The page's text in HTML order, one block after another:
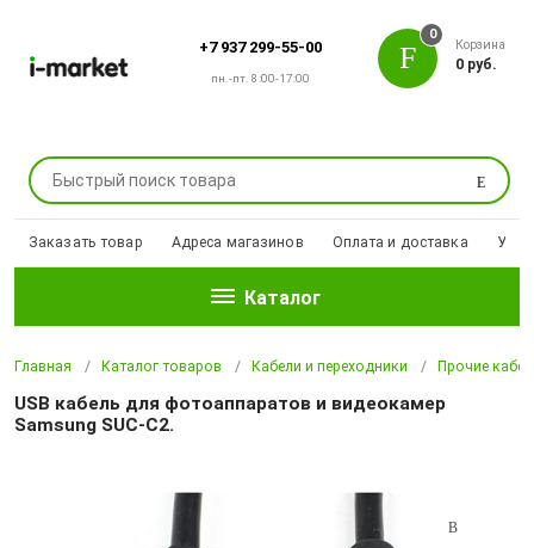
+7 937 299-55-00
пн.-пт. 8:00-17:00
Поиск
0
Корзина
0 руб.
Заказать товар Адреса магазинов Оплата и доставка
Каталог
Главная Каталог товаров Кабели и переходники Прочие
USB кабель для фотоаппаратов и видеокамер
Samsung SUC-C2.